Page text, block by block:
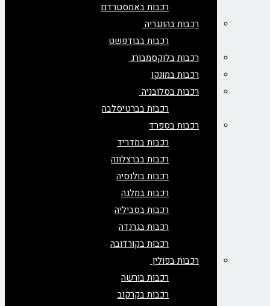
רכבות באמסטרדם
רכבות בהונגריה
רכבות בבודפשט
רכבות בלוקסמבורג
רכבות במונקו
רכבות בסלובניה
רכבות בברטיסלבה
רכבות בספרד
רכבות במדריד
רכבות בברצלונה
רכבות בולנסיה
רכבות במלגה
רכבות בסביליה
רכבות בגרנדה
רכבות בקורדובה
רכבות בפולין
רכבות בורשה
רכבות בקרקוב